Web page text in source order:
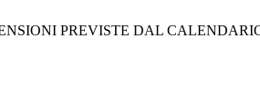
PREVISTE DAL